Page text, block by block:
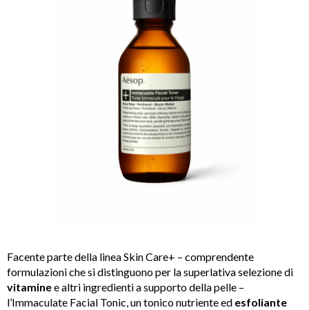
Facente parte della linea Skin Care+ – comprendente
formulazioni che si distinguono per la superlativa selezione di
vitaminee altri ingredienti a supporto della pelle –
l’Immaculate Facial Tonic, un tonico nutriente ed esfoliante